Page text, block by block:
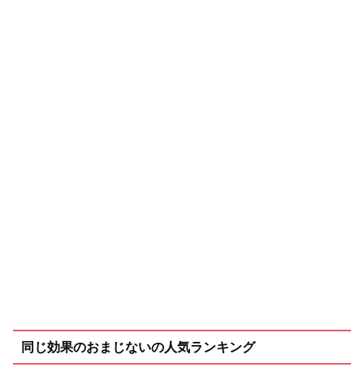
同じ効果のおまじないの人気ランキング